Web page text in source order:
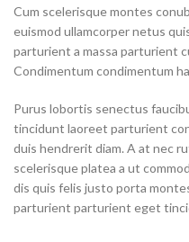
Cum scelerisque montes
euismod ullamcorper netus
parturient a massa parturient
Condimentum condimentum
Purus lobortis senectus
tincidunt laoreet parturient
duis hendrerit diam. A at nec
scelerisque platea a ut
dis quis felis justo porta
parturient parturient eget